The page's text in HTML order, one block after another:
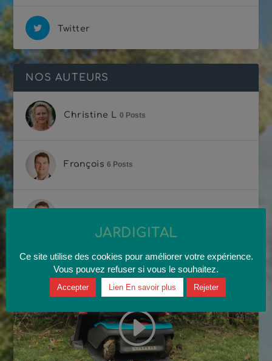
Twitter
NOS AUTEURS
Christine L 0 Posts
François 6 Posts
VIDÉOS RÉCENTES
JARDIGITAL
Ce site utilise des cookies pour améliorer votre expérience.
Vous pouvez refuser si vous le souhaitez.
Accepter Lien En savoir plus Rejeter